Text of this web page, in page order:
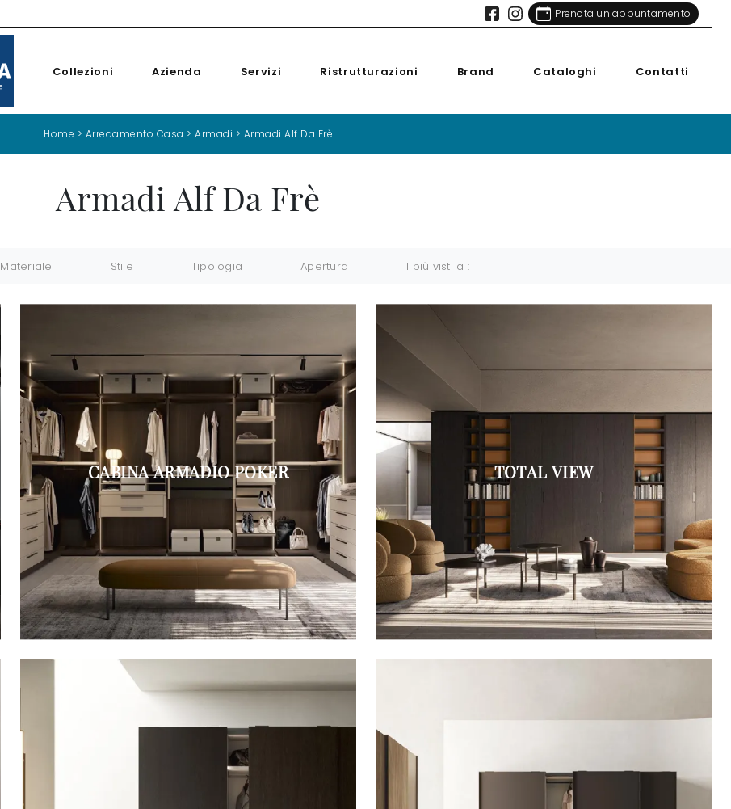
Prenota un appuntamento
Collezioni Azienda Servizi Ristrutturazioni Brand Cataloghi Contatti
Home > Arredamento Casa > Armadi > Armadi Alf Da Frè
Armadi Alf Da Frè
Materiale Stile Tipologia Apertura I più visti a :
CABINA ARMADIO POKER TOTAL VIEW